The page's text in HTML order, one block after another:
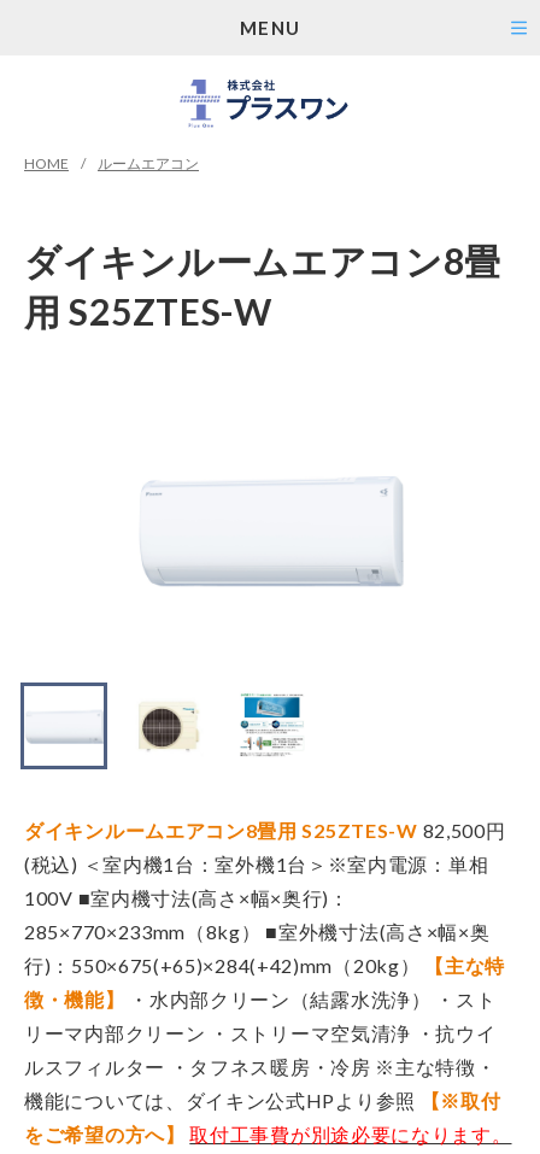
MENU
HOME ルームエアコン
ダイキンルームエアコン8畳
用 S25ZTES-W
ダイキンルームエアコン8畳用 S25ZTES-W 82,500円
(税込) ＜室内機1台：室外機1台＞※室内電源：単相
100V ■室内機寸法(高さ×幅×奥行)：
285×770×233mm（8kg）
■室外機寸法(高さ×幅×奥
行)：550×675(+65)×284(+42)mm（20kg）
【主な特
徴・機能】
・水内部クリーン（結露水洗浄）
・スト
リーマ内部クリーン ・ストリーマ空気清浄 ・抗ウイ
ルスフィルター
・タフネス暖房・冷房 ※主な特徴・
機能については、ダイキン公式HPより参照
【※取付
をご希望の方へ】
取付工事費が別途必要になります。